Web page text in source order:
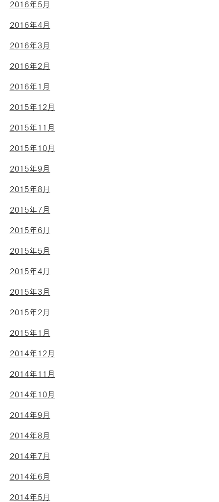
2016年5月
2016年4月
2016年3月
2016年2月
2016年1月
2015年12月
2015年11月
2015年10月
2015年9月
2015年8月
2015年7月
2015年6月
2015年5月
2015年4月
2015年3月
2015年2月
2015年1月
2014年12月
2014年11月
2014年10月
2014年9月
2014年8月
2014年7月
2014年6月
2014年5月